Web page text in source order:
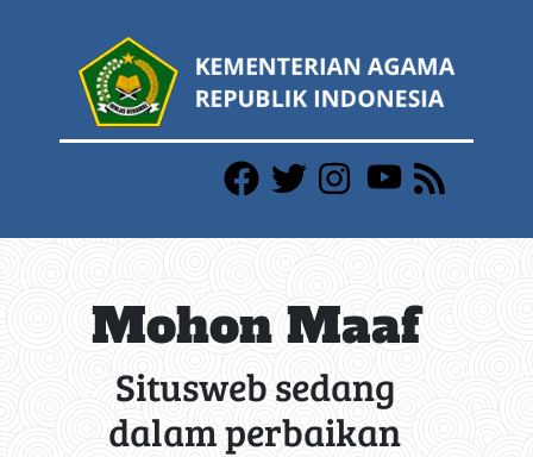
Mohon Maaf
Situsweb sedang
dalam perbaikan